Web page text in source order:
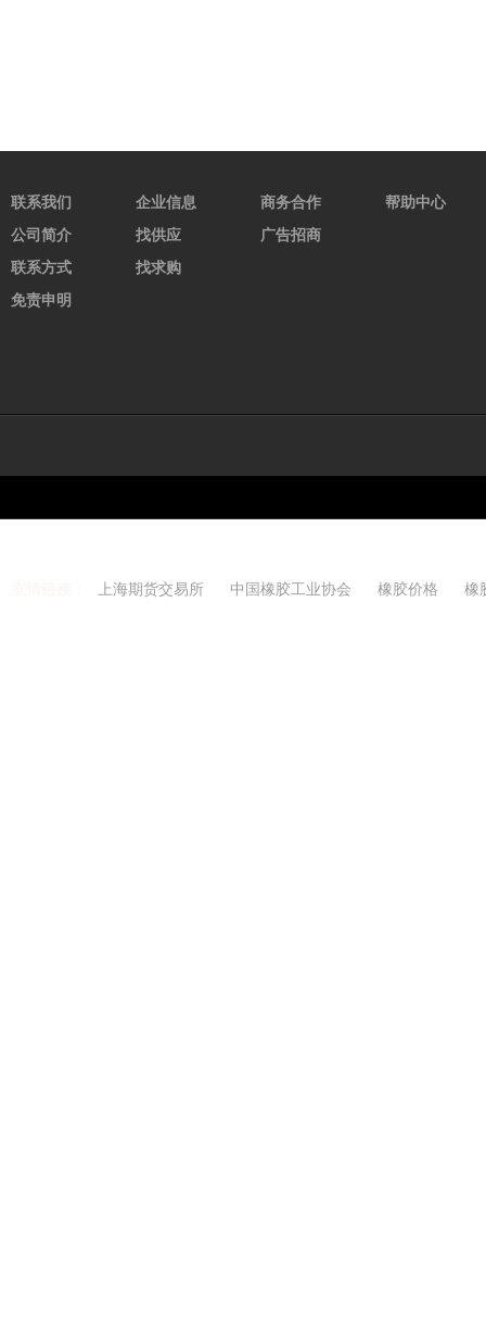
联系我们
公司简介
联系方式
免责申明
企业信息
找供应
找求购
商务合作
广告招商
帮助中心
上海期货交易所 中国橡胶工业协会 橡胶价格 橡